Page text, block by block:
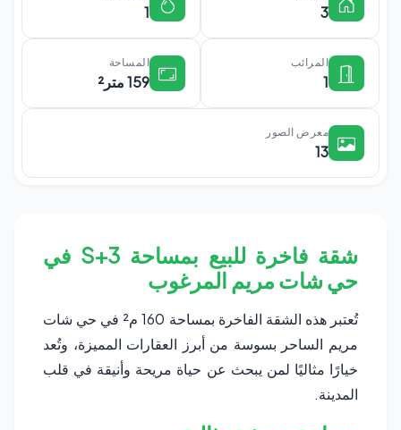
3
1
المرائب
1
المساحة
159 متر²
معرض الصور
13
شقة فاخرة للبيع بمساحة S+3 في
حي شات مريم المرغوب
تُعتبر هذه الشقة الفاخرة بمساحة 160 م² في حي شات
مريم الساحر بسوسة من أبرز العقارات المميزة، وتُعد
خيارًا مثاليًا لمن يبحث عن حياة مريحة وأنيقة في قلب
المدينة.